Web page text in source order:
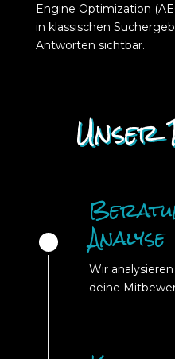
Engine Optimization
in klassischen
Antworten sichtbar.
Unser
Analyse
Wir
deine